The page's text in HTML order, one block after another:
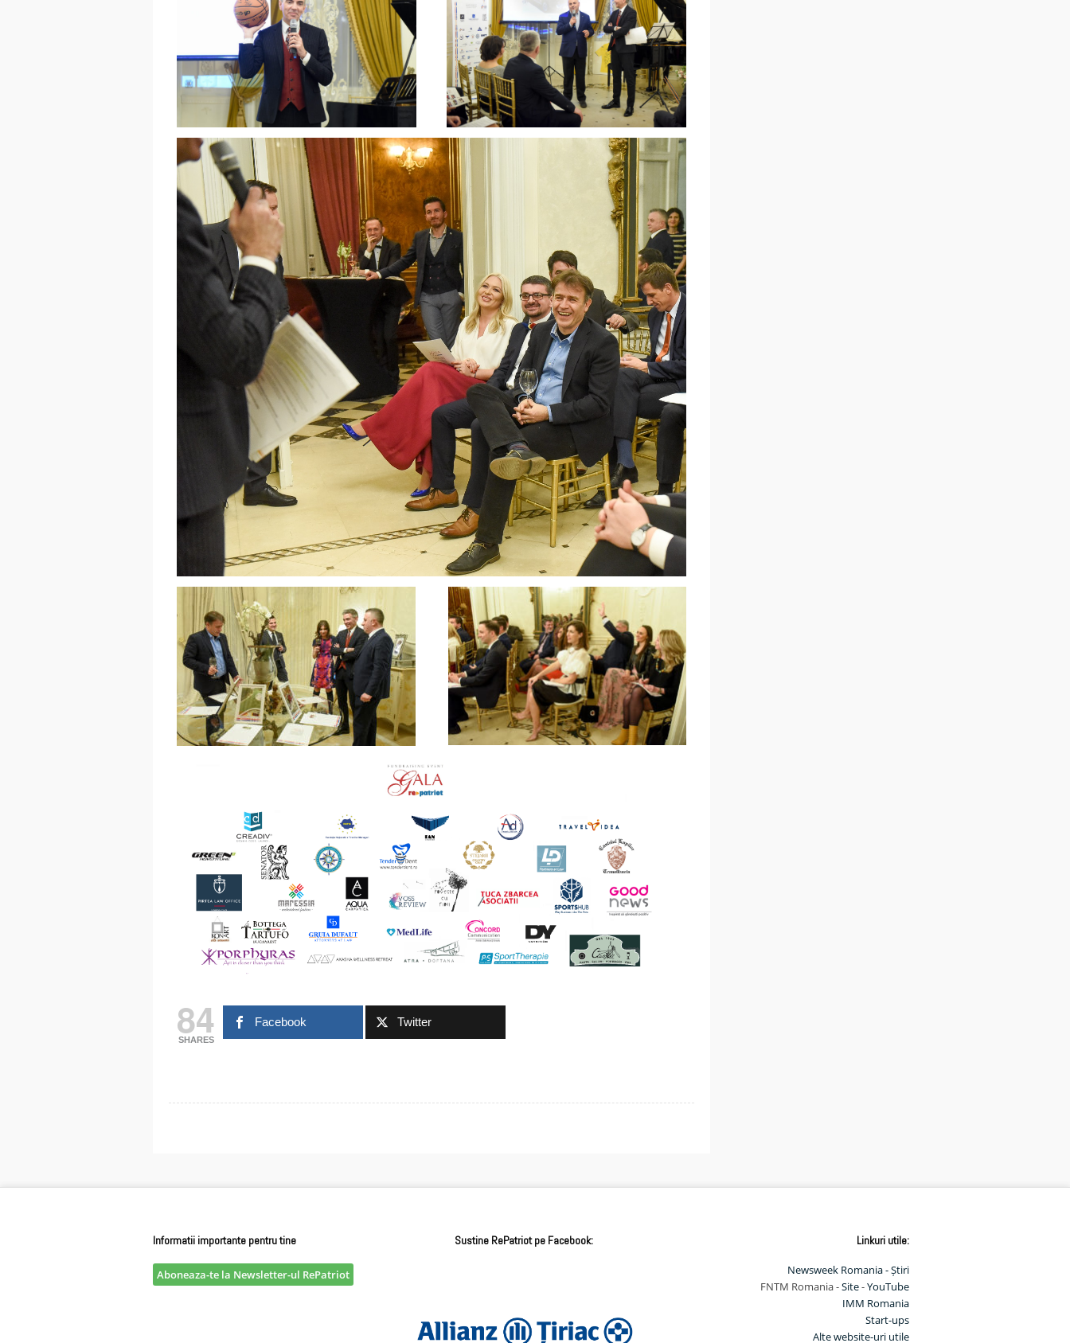
84
SHARES
Facebook Twitter
Informatii importante pentru tine
Aboneaza-te la Newsletter-ul RePatriot
Sustine RePatriot pe Facebook: Linkuri utile:
Newsweek Romania - Știri
FNTM Romania -Site-YouTube
IMM Romania
Start-ups
Alte website-uri utile